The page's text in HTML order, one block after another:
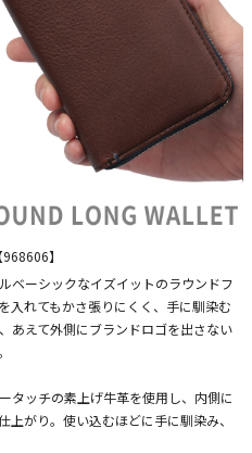
】
ベーシックなイズイットのラウンドフ
入れてもかさ張りにくく、手に馴染む
あえて外側にブランドロゴを出さない
タッチの素上げ牛革を使用し、内側に
がり。使い込むほどに手に馴染み、